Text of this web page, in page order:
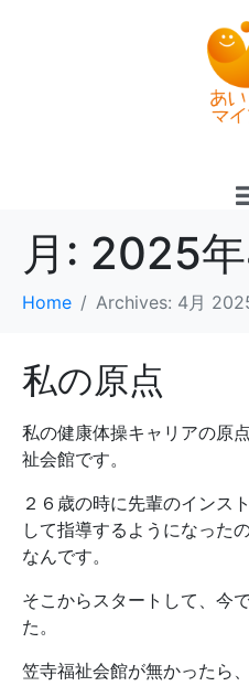
月: 2025
Home Archives: 4月
私の原点
私の健康体操キャリアの原
祉会館です。
２６歳の時に先輩のインス
して指導するようになった
なんです。
そこからスタートして、今
た。
笠寺福祉会館が無かったら